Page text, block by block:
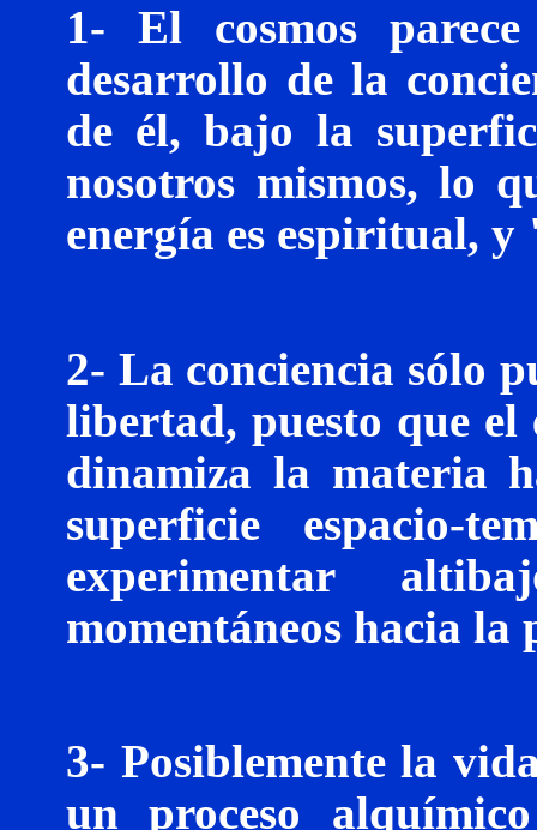
1- El cosmos
desarrollo de la
de él, bajo la
nosotros mismos, lo
energía es espiritual, y
2- La conciencia sólo
libertad, puesto que
dinamiza la materia
superficie espacio-
experimentar
momentáneos hacia
3- Posiblemente la
un proceso